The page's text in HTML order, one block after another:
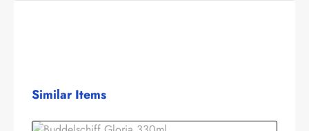
Produktgalerie überspringen
Similar Items